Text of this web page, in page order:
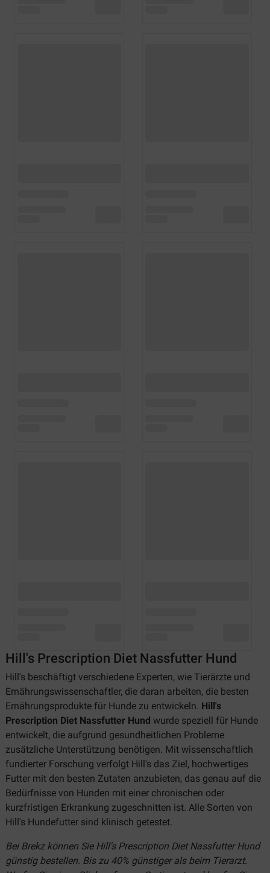
Hill's Prescription Diet Nassfutter Hund
Hill's beschäftigt verschiedene Experten, wie Tierärzte und
Ernährungswissenschaftler, die daran arbeiten, die besten
Ernährungsprodukte für Hunde zu entwickeln. Hill's
Prescription Diet Nassfutter Hund wurde speziell für Hunde
entwickelt, die aufgrund gesundheitlichen Probleme
zusätzliche Unterstützung benötigen. Mit wissenschaftlich
fundierter Forschung verfolgt Hill's das Ziel, hochwertiges
Futter mit den besten Zutaten anzubieten, das genau auf die
Bedürfnisse von Hunden mit einer chronischen oder
kurzfristigen Erkrankung zugeschnitten ist. Alle Sorten von
Hill's Hundefutter sind klinisch getestet.
Bei Brekz können Sie Hill's Prescription Diet Nassfutter Hund
günstig bestellen. Bis zu 40% günstiger als beim Tierarzt.